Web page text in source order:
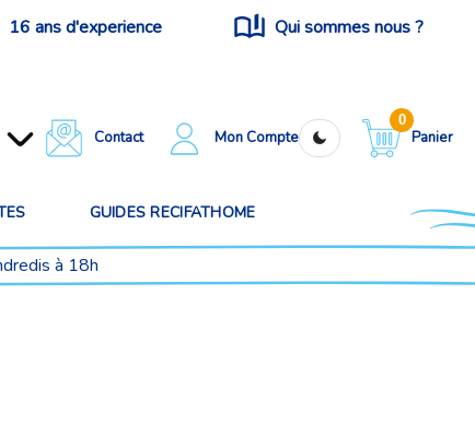
16 ans d'experience Qui sommes nous ?
Contact Mon Compte
0
Panier
GUIDES RECIFATHOME
à 18h